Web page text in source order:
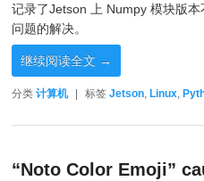
记录了Jetson 上 Numpy 模块版
问题的解决。
继续阅读全文 →
分类 计算机 | 标签 Jetson,Linux,
“Noto Color Emoji”